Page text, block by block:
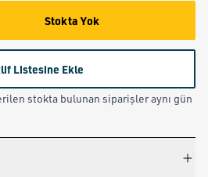
Stokta Yok
Listesine Ekle
stokta bulunan siparişler aynı gün